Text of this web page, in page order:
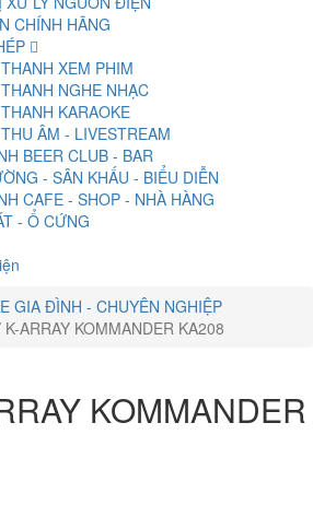
CHÍNH HÃNG
XEM PHIM
NGHE NHẠC
KARAOKE
ÂM - LIVESTREAM
BEER CLUB - BAR
- SÂN KHẤU - BIỂU DIỄN
CAFE - SHOP - NHÀ HÀNG
- Ổ CỨNG
GIA ĐÌNH - CHUYÊN NGHIỆP
K-ARRAY KOMMANDER KA208
KOMMANDER